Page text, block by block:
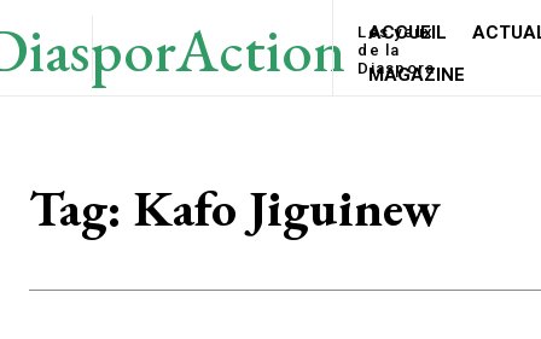
Les yeux
de la
Diaspora
ACCUEIL
MAGAZINE
Tag: Kafo Jiguinew